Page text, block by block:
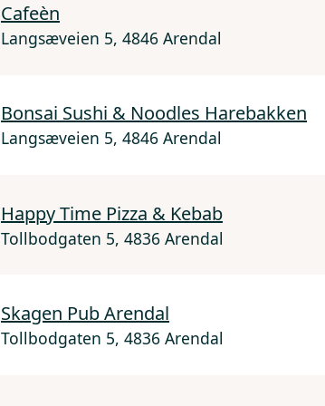
Cafeèn
Langsæveien 5, 4846 Arendal
Bonsai Sushi & Noodles Harebakken
Langsæveien 5, 4846 Arendal
Happy Time Pizza & Kebab
Tollbodgaten 5, 4836 Arendal
Skagen Pub Arendal
Tollbodgaten 5, 4836 Arendal